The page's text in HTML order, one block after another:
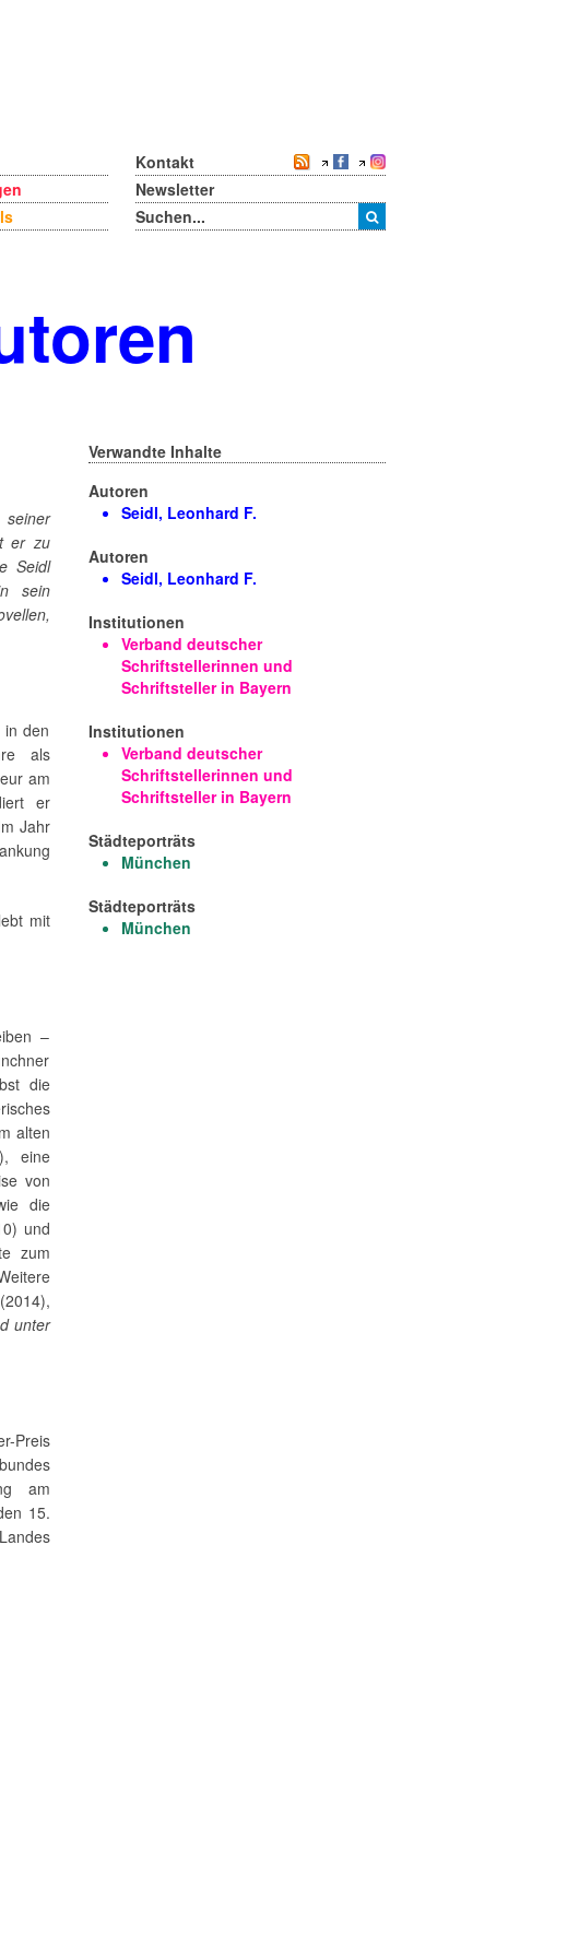
Kontakt
Newsletter
er zu
Seidl
sein
den
als
am
er
Jahr
mit
–
die
alten
eine
von
die
und
zum
unter
Preis
am
15.
Verwandte Inhalte
Autoren
Seidl, Leonhard F.
Autoren
Seidl, Leonhard F.
Institutionen
Verband deutscher
Schriftstellerinnen und
Schriftsteller in Bayern
Institutionen
Verband deutscher
Schriftstellerinnen und
Schriftsteller in Bayern
Städteporträts
München
Städteporträts
München